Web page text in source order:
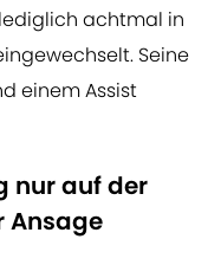
achtmal in
Seine
einem Assist
nur auf der
Ansage